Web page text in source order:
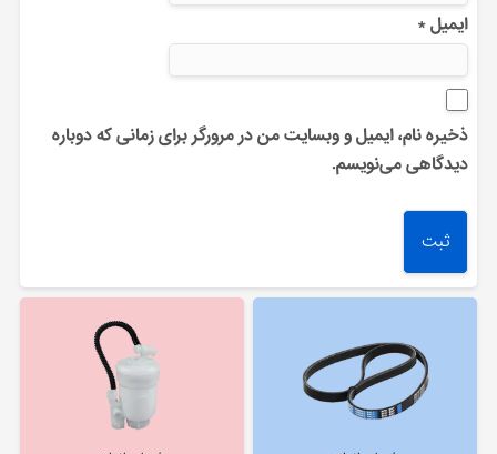
ایمیل*
ذخیره نام، ایمیل و وبسایت من در مرورگر برای زمانی که دوباره
دیدگاهی می‌نویسم.